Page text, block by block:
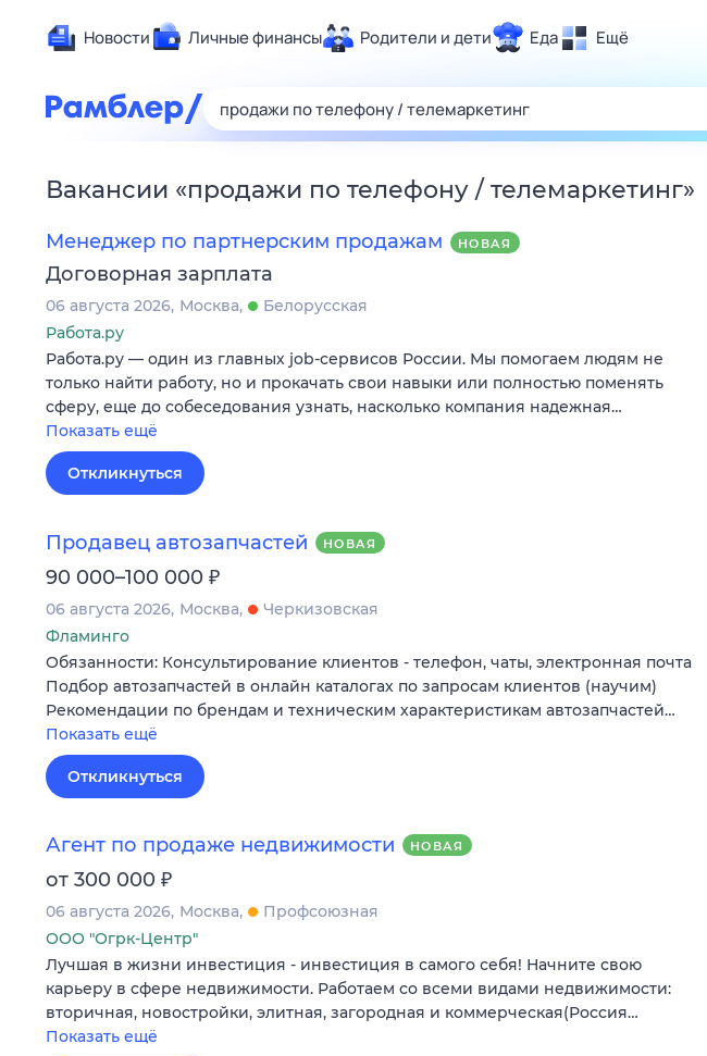
Новости Личные финансы Родители и дети Еда Ещё
Здоровье
Развлечения и отдых
Спорт
Карьера
Сберегаем вместе
Вакансии «продажи по телефону / телемаркетинг»
Менеджер по партнерским продажам НОВАЯ
Договорная зарплата
06 августа 2026 Москва
Белорусская
Работа.ру
Работа.ру — один из главных job-сервисов России. Мы помогаем людям не
только найти работу, но и прокачать свои навыки или полностью поменять
сферу, еще до собеседования узнать, насколько компания надежная…
Показать ещё
Откликнуться
Продавец автозапчастей НОВАЯ
90 000–100 000 ₽
06 августа 2026 Москва
Черкизовская
Фламинго
Обязанности: Консультирование клиентов - телефон, чаты, электронная почта
Подбор автозапчастей в онлайн каталогах по запросам клиентов (научим)
Рекомендации по брендам и техническим характеристикам автозапчастей…
Показать ещё
Откликнуться
Агент по продаже недвижимости НОВАЯ
от 300 000 ₽
06 августа 2026 Москва
Профсоюзная
ООО "Огрк-Центр"
Лучшая в жизни инвестиция - инвестиция в самого себя! Начните свою
карьеру в сфере недвижимости. Работаем со всеми видами недвижимости:
вторичная, новостройки, элитная, загородная и коммерческая(Россия…
Показать ещё